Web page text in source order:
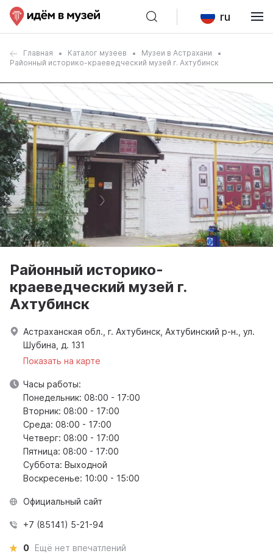
ru
Главная Каталог музеев
Музеи в Астрахани
Районный историко-краеведческий музей г. Ахтубинск
Районный историко-
краеведческий музей г.
Ахтубинск
Астраханская обл., г. Ахтубинск, Ахтубинский р-н., ул.
Шубина, д. 131
Показать на карте
Часы работы:
Понедельник: 08:00 - 17:00
Вторник: 08:00 - 17:00
Среда: 08:00 - 17:00
Четверг: 08:00 - 17:00
Пятница: 08:00 - 17:00
Суббота: Выходной
Воскресенье: 10:00 - 15:00
Официальный сайт
+7 (85141) 5-21-94
0 Ещё нет впечатлений